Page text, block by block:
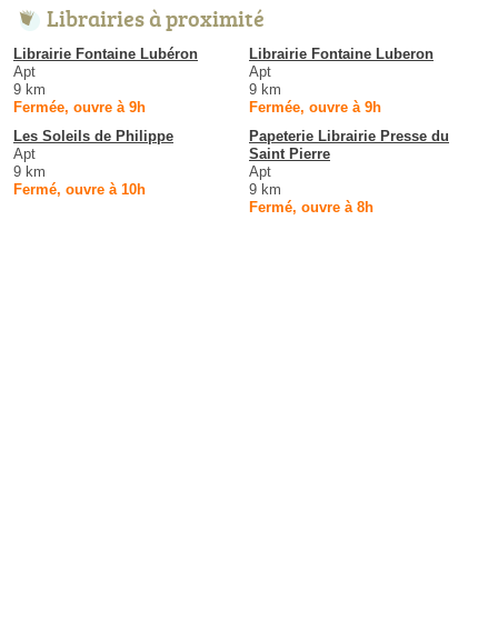
Librairies à proximité
Librairie Fontaine Lubéron
Apt
9 km
Fermée, ouvre à 9h
Librairie Fontaine Luberon
Apt
9 km
Fermée, ouvre à 9h
Les Soleils de Philippe
Apt
9 km
Fermé, ouvre à 10h
Papeterie Librairie Presse du
Saint Pierre
Apt
9 km
Fermé, ouvre à 8h